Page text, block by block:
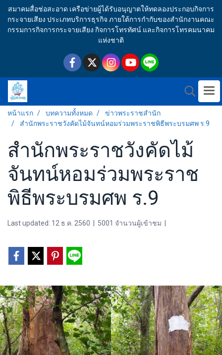
สมาคมสื่อช่อสะอาด เครือข่ายผู้ได้รับอนุญาตให้ทดลองประกอบกิจการ
กระจายเสียง ประเภทบริการธุรกิจ ภายใต้การกำกับของสำนักงานคณะ
กรรมการกิจการกระจายเสียง กิจการโทรทัศน์ และกิจการโทรคมนาคม
แห่งชาติ
หน้าแรก บทความทั้งหมด
ข่าวพระราชสำนัก
สำนักพระราชวังคัดไม้จันทน์หอมร่วมพระราชพิธีพระบรมศพ ร.9
สำนักพระราชวังคัดไม้
จันทน์หอมร่วมพระราช
พิธีพระบรมศพ ร.9
Last updated: 12 ธ.ค. 2560 5001 จำนวนผู้เข้าชม